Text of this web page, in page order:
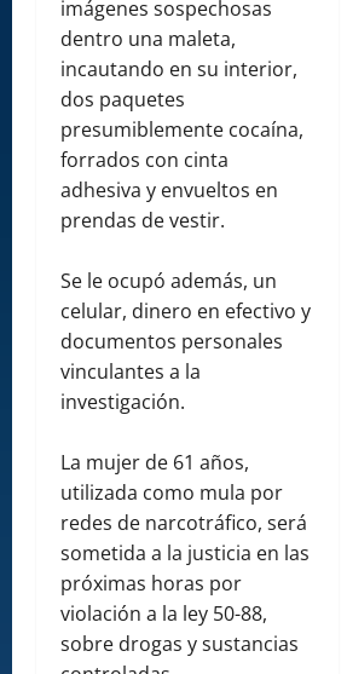
imágenes sospechosas
dentro una maleta,
incautando en su interior,
dos paquetes
presumiblemente cocaína,
forrados con cinta
adhesiva y envueltos en
prendas de vestir.
Se le ocupó además, un
celular, dinero en efectivo y
documentos personales
vinculantes a la
investigación.
La mujer de 61 años,
utilizada como mula por
redes de narcotráfico, será
sometida a la justicia en las
próximas horas por
violación a la ley 50-88,
sobre drogas y sustancias